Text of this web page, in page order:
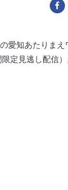
愛知あたりまえ
定見逃し配信）